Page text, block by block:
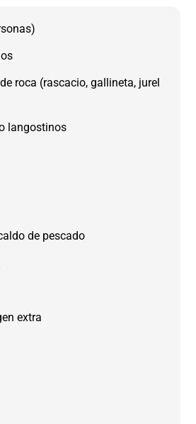
roca (rascacio, gallineta, jurel
langostinos
de pescado
extra